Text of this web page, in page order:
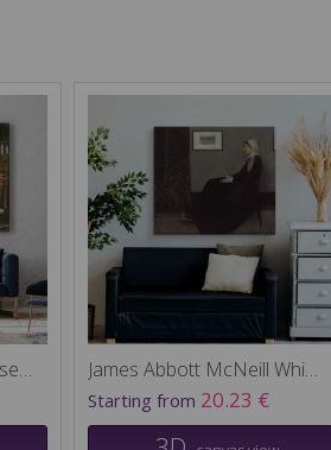
Sandro Botticelli - Födelsen av venus James Abbott McNeill Whistler - Porträtt av konstnärens mor
Starting from 20.23 €